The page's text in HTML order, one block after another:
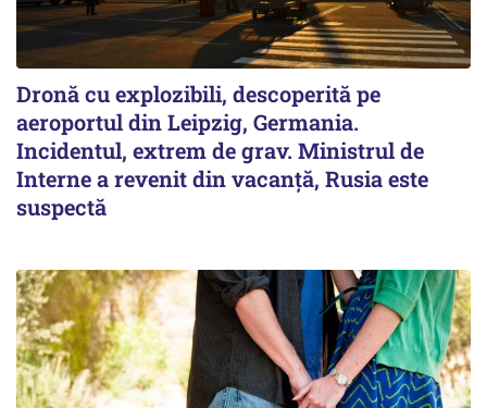
Dronă cu explozibili, descoperită pe
aeroportul din Leipzig, Germania.
Incidentul, extrem de grav. Ministrul de
Interne a revenit din vacanță, Rusia este
suspectă